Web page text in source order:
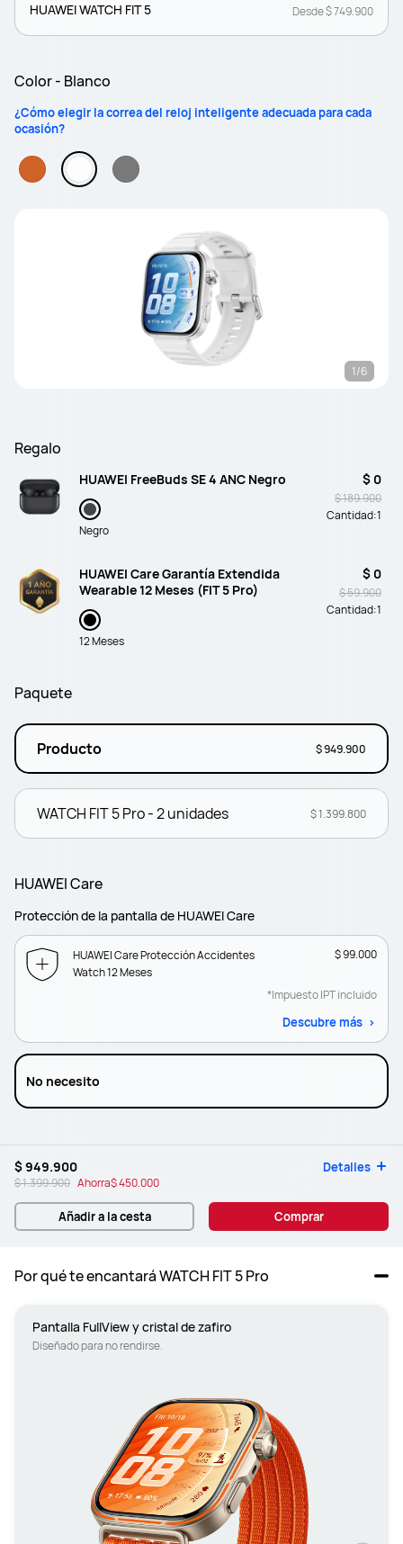
HUAWEI WATCH FIT 5 Desde $ 749.900
Color - Blanco
¿Cómo elegir la correa del reloj inteligente adecuada para cada
ocasión?
1/6
Regalo
HUAWEI FreeBuds SE 4 ANC Negro
Negro
$ 0
$ 189.900
Cantidad:1
HUAWEI Care Garantía Extendida
Wearable 12 Meses (FIT 5 Pro)
12 Meses
$ 0
$ 59.900
Cantidad:1
Paquete
Producto $ 949.900
WATCH FIT 5 Pro - 2 unidades $ 1.399.800
HUAWEI Care
Protección de la pantalla de HUAWEI Care
HUAWEI Care Protección Accidentes
Watch 12 Meses
$ 99.000
*Impuesto IPT incluido
Descubre más
No necesito
$ 949.900 Detalles
$ 1.399.900 Ahorra$ 450.000
Añadir a la cesta Comprar
Por qué te encantará WATCH FIT 5 Pro